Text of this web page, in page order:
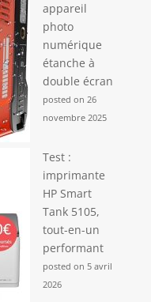
appareil
photo
numérique
étanche à
double écran
posted on 26
novembre 2025
Test :
imprimante
HP Smart
Tank 5105,
tout-en-un
performant
posted on 5 avril
2026